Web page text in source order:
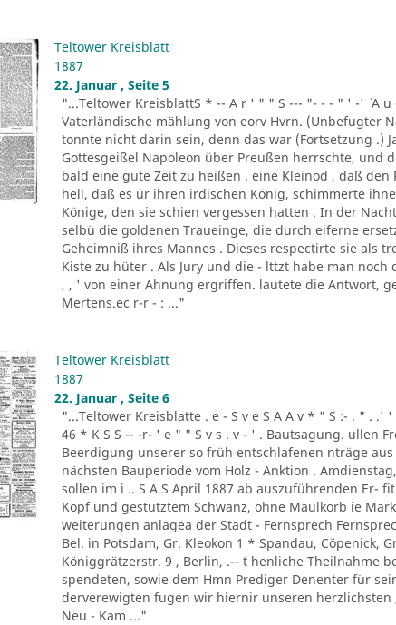
Teltower Kreisblatt
1887
22. Januar , Seite 5
"...Teltower KreisblattS * -- A r ' " " S --- "- - - " ' -' ´ A
Vaterländische mählung von eorv Hvrn. (Unbefugter
tonnte nicht darin sein, denn das war (Fortsetzung .)
Gottesgeißel Napoleon über Preußen herrschte, und
bald eine gute Zeit zu heißen . eine Kleinod , daß
hell, daß es ür ihren irdischen König, schimmerte
Könige, den sie schien vergessen hatten . In der
selbü die goldenen Traueinge, die durch eiferne
Geheimniß ihres Mannes . Dieses respectirte sie als
Kiste zu hüter . Als Jury und die - lttzt habe man
, , ' von einer Ahnung ergriffen. lautete die Antwort,
Mertens.ec r-r - : ..."
Teltower Kreisblatt
1887
22. Januar , Seite 6
"...Teltower Kreisblatte . e - S v e S A A v * " S :- . " . .'
46 * K S S -- -r- ' e " " S v s . v - ' . Bautsagung. ullen
Beerdigung unserer so früh entschlafenen nträge
nächsten Bauperiode vom Holz - Anktion .
sollen im i .. S A S April 1887 ab auszuführenden Er-
Kopf und gestutztem Schwanz, ohne Maulkorb ie
weiterungen anlagea der Stadt - Fernsprech
Bel. in Potsdam, Gr. Kleokon 1 * Spandau, Cöpenick,
Königgrätzerstr. 9 , Berlin, .-- t henliche Theilnahme
spendeten, sowie dem Hmn Prediger Denenter für
derverewigten fugen wir hiernir unseren herzlichsten
Neu - Kam ..."